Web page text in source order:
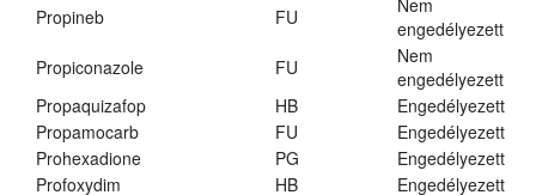
Propineb
FU
Nem
engedélyezett
Propiconazole
FU
Nem
engedélyezett
Propaquizafop
HB
Engedélyezett
Propamocarb
FU
Engedélyezett
Prohexadione
PG
Engedélyezett
Profoxydim
HB Engedélyezett